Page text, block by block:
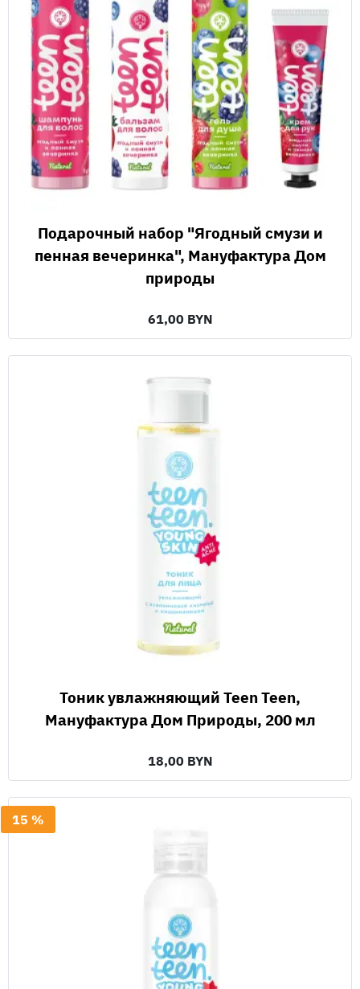
Подарочный набор "Ягодный смузи и
пенная вечеринка", Мануфактура Дом
природы
61,00 BYN
Тоник увлажняющий Teen Teen,
Мануфактура Дом Природы, 200 мл
18,00 BYN
15 %